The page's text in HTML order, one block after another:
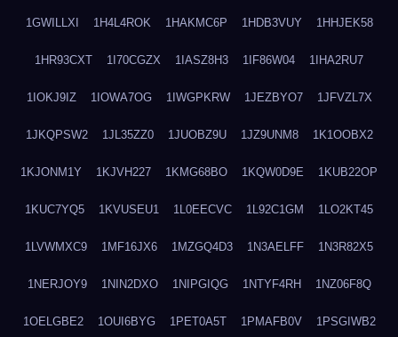
1GWILLXI 1H4L4ROK 1HAKMC6P 1HDB3VUY 1HHJEK58
1HR93CXT 1I70CGZX 1IASZ8H3 1IF86W04 1IHA2RU7
1IOKJ9IZ 1IOWA7OG 1IWGPKRW 1JEZBYO7 1JFVZL7X
1JKQPSW2 1JL35ZZ0 1JUOBZ9U 1JZ9UNM8 1K1OOBX2
1KJONM1Y 1KJVH227 1KMG68BO 1KQW0D9E 1KUB22OP
1KUC7YQ5 1KVUSEU1 1L0EECVC 1L92C1GM 1LO2KT45
1LVWMXC9 1MF16JX6 1MZGQ4D3 1N3AELFF 1N3R82X5
1NERJOY9 1NIN2DXO 1NIPGIQG 1NTYF4RH 1NZ06F8Q
1OELGBE2 1OUI6BYG 1PET0A5T 1PMAFB0V 1PSGIWB2